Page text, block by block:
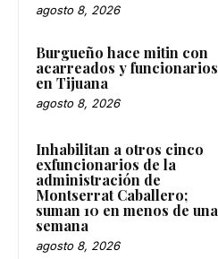
agosto 8, 2026
Burgueño hace mitin con
acarreados y funcionarios
en Tijuana
agosto 8, 2026
Inhabilitan a otros cinco
exfuncionarios de la
administración de
Montserrat Caballero;
suman 10 en menos de una
semana
agosto 8, 2026